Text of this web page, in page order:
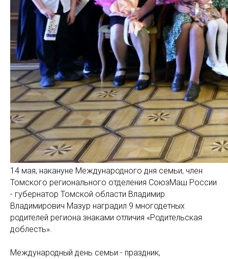
14 мая, накануне Международного дня семьи, член
Томского регионального отделения СоюзМаш России
- губернатор Томской области Владимир
Владимирович Мазур наградил 9 многодетных
родителей региона знаками отличия «Родительская
доблесть».
Международный день семьи - праздник,